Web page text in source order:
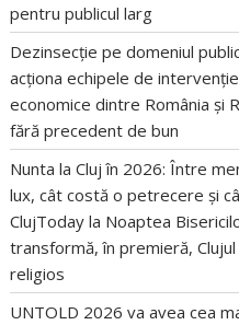
pentru publicul larg
Dezinsecție pe domeniul
acționa echipele de
economice dintre România și
fără precedent de bun
Nunta la Cluj în 2026: Între
lux, cât costă o petrecere și
ClujToday la Noaptea
transformă, în premieră,
religios
UNTOLD 2026 va avea cea